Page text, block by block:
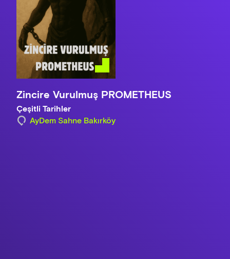
Zincire Vurulmuş PROMETHEUS
Çeşitli Tarihler
AyDem Sahne Bakırköy